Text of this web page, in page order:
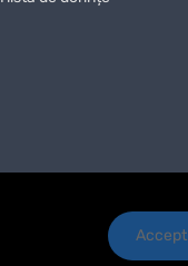
Accept